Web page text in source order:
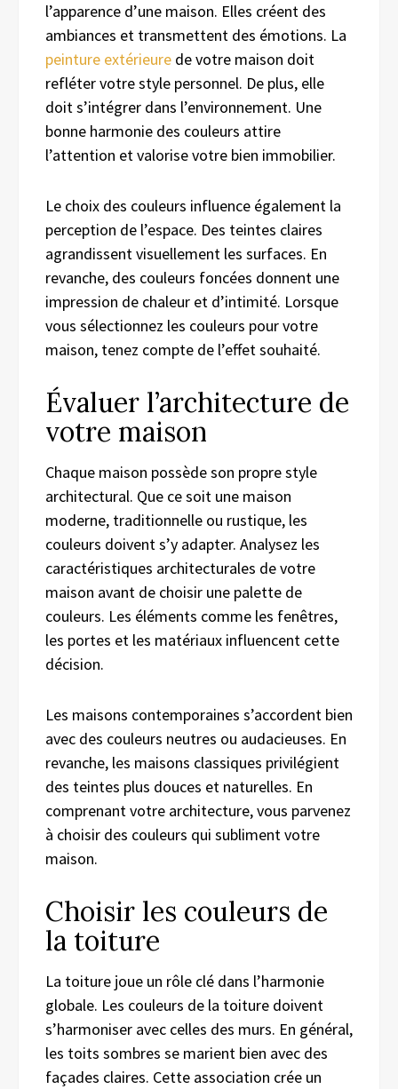
l’apparence d’une maison. Elles créent des
ambiances et transmettent des émotions. La
peinture extérieure de votre maison doit
refléter votre style personnel. De plus, elle
doit s’intégrer dans l’environnement. Une
bonne harmonie des couleurs attire
l’attention et valorise votre bien immobilier.
Le choix des couleurs influence également la
perception de l’espace. Des teintes claires
agrandissent visuellement les surfaces. En
revanche, des couleurs foncées donnent une
impression de chaleur et d’intimité. Lorsque
vous sélectionnez les couleurs pour votre
maison, tenez compte de l’effet souhaité.
Évaluer l’architecture de
votre maison
Chaque maison possède son propre style
architectural. Que ce soit une maison
moderne, traditionnelle ou rustique, les
couleurs doivent s’y adapter. Analysez les
caractéristiques architecturales de votre
maison avant de choisir une palette de
couleurs. Les éléments comme les fenêtres,
les portes et les matériaux influencent cette
décision.
Les maisons contemporaines s’accordent bien
avec des couleurs neutres ou audacieuses. En
revanche, les maisons classiques privilégient
des teintes plus douces et naturelles. En
comprenant votre architecture, vous parvenez
à choisir des couleurs qui subliment votre
maison.
Choisir les couleurs de
la toiture
La toiture joue un rôle clé dans l’harmonie
globale. Les couleurs de la toiture doivent
s’harmoniser avec celles des murs. En général,
les toits sombres se marient bien avec des
façades claires. Cette association crée un